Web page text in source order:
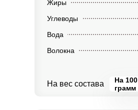
Жиры
Углеводы
Вода
Волокна
На вес состава
На 100
грамм